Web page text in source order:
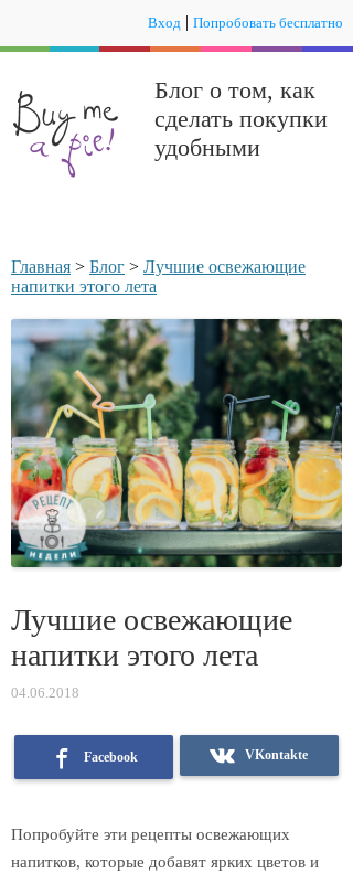
Вход | Попробовать бесплатно
Блог о том, как
сделать покупки
удобными
Главная > Блог > Лучшие освежающие
напитки этого лета
Лучшие освежающие
напитки этого лета
04.06.2018
Facebook VKontakte
Попробуйте эти рецепты освежающих
напитков, которые добавят ярких цветов и